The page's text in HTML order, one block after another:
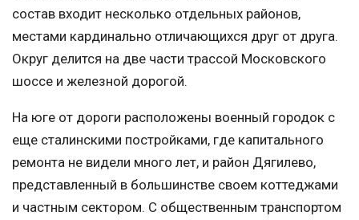
состав входит несколько отдельных районов,
местами кардинально отличающихся друг от друга.
Округ делится на две части трассой Московского
шоссе и железной дорогой.
На юге от дороги расположены военный городок с
еще сталинскими постройками, где капитального
ремонта не видели много лет, и район Дягилево,
представленный в большинстве своем коттеджами
и частным сектором. С общественным транспортом